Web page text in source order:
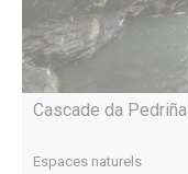
Cascade da Pedriña
Espaces naturels